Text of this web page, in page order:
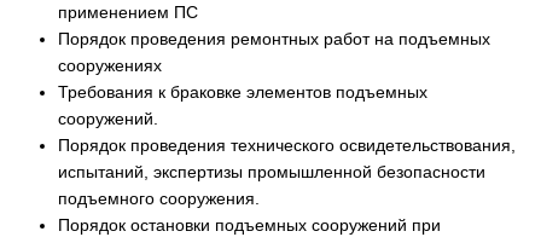
применением ПС
Порядок проведения ремонтных работ на подъемных
сооружениях
Требования к браковке элементов подъемных
сооружений.
Порядок проведения технического освидетельствования,
испытаний, экспертизы промышленной безопасности
подъемного сооружения.
Порядок остановки подъемных сооружений при